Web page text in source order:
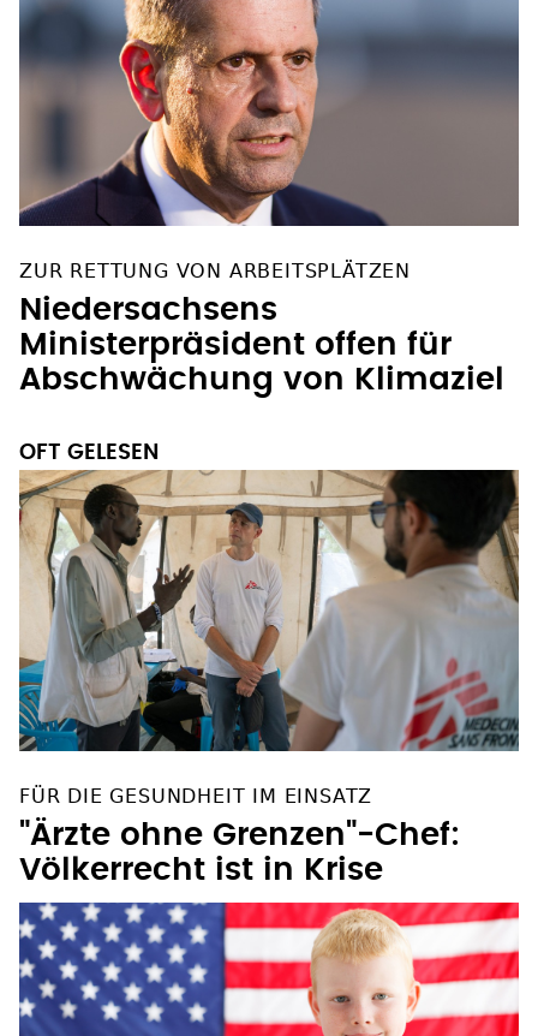
ZUR RETTUNG VON ARBEITSPLÄTZEN
Niedersachsens
Ministerpräsident offen für
Abschwächung von Klimaziel
OFT GELESEN
FÜR DIE GESUNDHEIT IM EINSATZ
"Ärzte ohne Grenzen"-Chef:
Völkerrecht ist in Krise